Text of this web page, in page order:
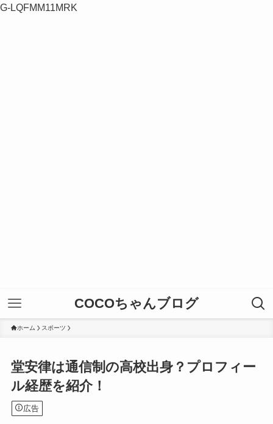
G-LQFMM11MRK
COCOちゃんブログ
ホーム スポーツ
堂安律は通信制の高校出身？プロフィー
ル経歴を紹介！
広告